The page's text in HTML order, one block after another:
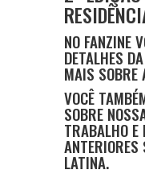
NO FANZINE
DETALHES
MAIS SOBRE
VOCÊ
SOBRE
TRABALHO E
LATINA.